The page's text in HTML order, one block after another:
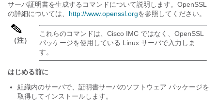
サーバ証明書を生成するコマンドについて説明します。OpenSSL
の詳細については、 http:/​/​www.openssl.orgを参照してください。
（注）
これらのコマンドは、 Cisco IMC ではなく、OpenSSL
パッケージを使用している Linux サーバで入力しま
す。
はじめる前に
組織内のサーバで、証明書サーバのソフトウェア パッケージを
取得してインストールします。